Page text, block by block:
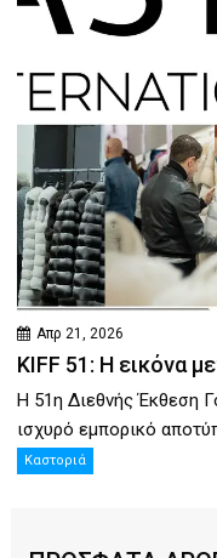
Απρ 21, 2026
KIFF 51: Η εικόνα
Η 51η Διεθνής Έκθεση
ισχυρό εμπορικό
Καστοριά